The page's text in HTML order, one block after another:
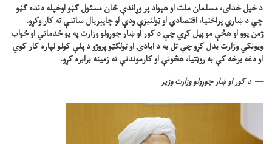
د خپل خدای، مسلمان ملت او هېواد پر وړاندې ځان مسئول ګڼو اوخپله دنده ګڼو
چې د ښاري پراختیا، اقتصادي او ټولنیزې ودې او چاپېریال ساتنې ته کار وکړو.
ژمن یوو او هڅې مو پیل کړي چې د کور او ښار جوړولو وزارت په یو خدماتي او ځواب
ویونکي وزارت بدل کړو چې تل به د ابادۍ او ټولګټو پروژو د پلې کولو لپاره کار کوي
او دغه برخه کې به روڼتیا، هڅونې او کارموندنې ته زمینه برابره کړو.
د کور او ښار جوړولو وزارت وزیر